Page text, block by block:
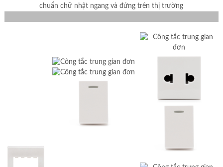
chuẩn chữ nhật ngang và đứng trên thị trường